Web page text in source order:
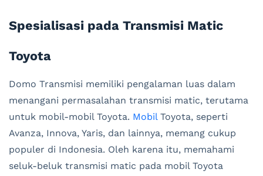
Spesialisasi pada Transmisi Matic
Toyota
Domo Transmisi memiliki pengalaman luas dalam
menangani permasalahan transmisi matic, terutama
untuk mobil-mobil Toyota. MobilToyota, seperti
Avanza, Innova, Yaris, dan lainnya, memang cukup
populer di Indonesia. Oleh karena itu, memahami
seluk-beluk transmisi matic pada mobil Toyota